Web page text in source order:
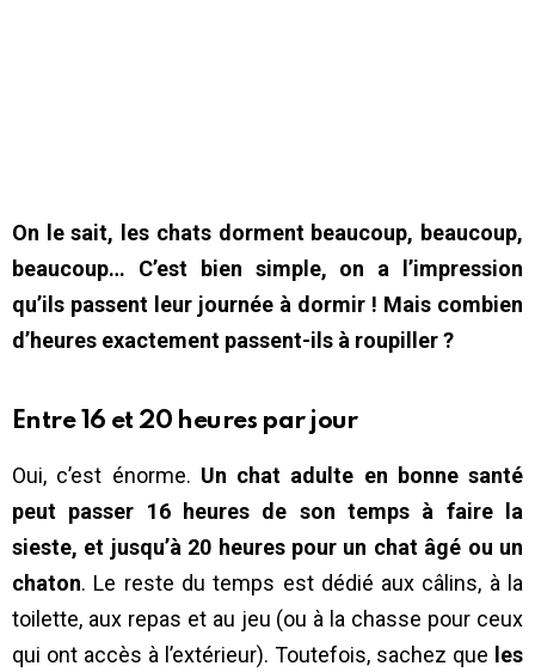
On le sait, les chats dorment beaucoup, beaucoup,
beaucoup… C’est bien simple, on a l’impression
qu’ils passent leur journée à dormir ! Mais combien
d’heures exactement passent-ils à roupiller ?
Entre 16 et 20 heures par jour
Oui, c’est énorme. Un chat adulte en bonne santé
peut passer 16 heures de son temps à faire la
sieste, et jusqu’à 20 heures pour un chat âgé ou un
chaton. Le reste du temps est dédié aux câlins, à la
toilette, aux repas et au jeu (ou à la chasse pour ceux
qui ont accès à l’extérieur). Toutefois, sachez que les